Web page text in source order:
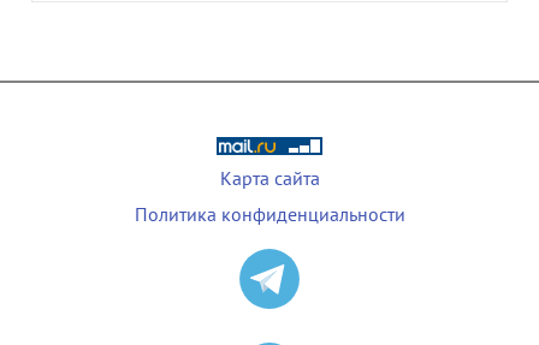
Карта сайта
Политика конфиденциальности